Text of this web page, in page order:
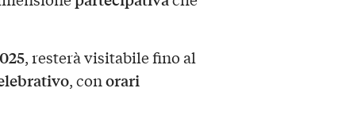
, resterà visitabile fino al
, conorari